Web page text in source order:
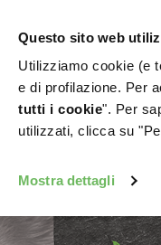
Questo sito web
Utilizziamo cookie (e
e di profilazione. Per
tutti i cookie". Per
utilizzati, clicca su
Mostra dettagli